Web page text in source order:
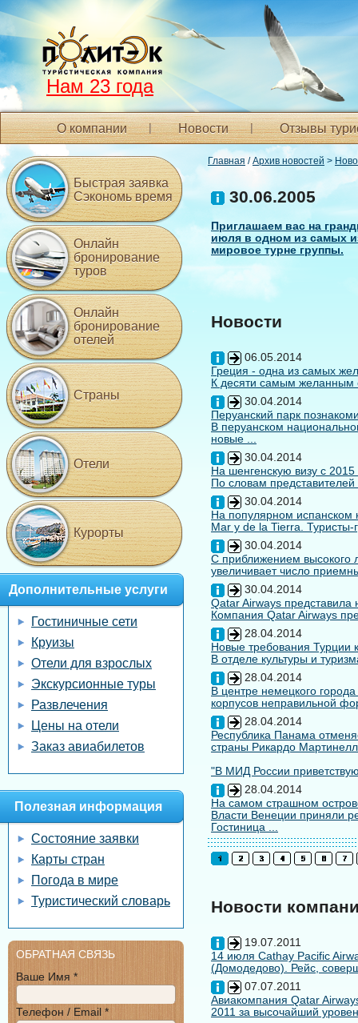
Нам 23 года
О компании Новости Отзывы
Главная /Архив новостей >
30.06.2005
Приглашаем вас на
июля в одном из самых
мировое турне группы.
Новости
06.05.2014
Греция - одна из самых
К десяти самым желанным
30.04.2014
Перуанский парк
В перуанском
новые ...
30.04.2014
На шенгенскую визу с 2015
По словам
30.04.2014
На популярном испанском
Mar y de la Tierra. Туристы-
30.04.2014
С приближением высокого
увеличивает число
30.04.2014
Qatar Airways
Компания Qatar Airways
28.04.2014
Новые требования Турции
В отделе культуры и
28.04.2014
В центре немецкого
корпусов неправильной
28.04.2014
Республика Панама
страны Рикардо
"В МИД России
28.04.2014
На самом страшном
Власти Венеции приняли
Гостиница ...
Новости
19.07.2011
14 июля Cathay Pacific
(Домодедово). Рейс,
07.07.2011
Авиакомпания Qatar
2011 за высочайший
Быстрая заявка
Сэкономь время
Онлайн
бронирование
туров
Онлайн
бронирование
отелей
Страны
Отели
Курорты
Дополнительные услуги
Гостиничные сети
Круизы
Отели для взрослых
Экскурсионные туры
Развлечения
Цены на отели
Заказ авиабилетов
Полезная информация
Состояние заявки
Карты стран
Погода в мире
Туристический словарь
ОБРАТНАЯ СВЯЗЬ
Ваше Имя *
Телефон / Email *